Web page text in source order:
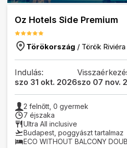
Oz Hotels Side Premium
Törökország / Török Riviéra
Indulás:
szo 31 okt. 2026szo 07 nov.
2 felnőtt, 0 gyermek
7 éjszaka
Ultra All inclusive
Budapest poggyászt tartalmaz
ECO WITHOUT BALCONY